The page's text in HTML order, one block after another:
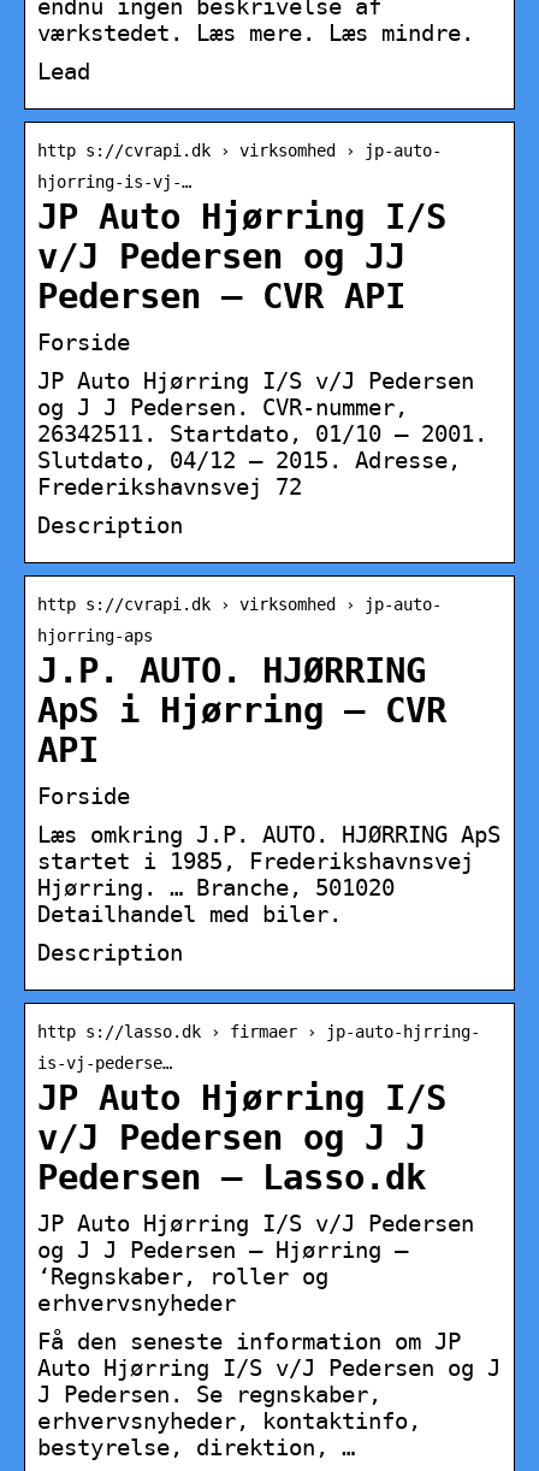
endnu ingen beskrivelse af
værkstedet. Læs mere. Læs mindre.
Lead
http s://cvrapi.dk › virksomhed › jp-auto-
hjorring-is-vj-…
JP Auto Hjørring I/S
v/J Pedersen og JJ
Pedersen – CVR API
Forside
JP Auto Hjørring I/S v/J Pedersen
og J J Pedersen. CVR-nummer,
26342511. Startdato, 01/10 – 2001.
Slutdato, 04/12 – 2015. Adresse,
Frederikshavnsvej 72
Description
http s://cvrapi.dk › virksomhed › jp-auto-
hjorring-aps
J.P. AUTO. HJØRRING
ApS i Hjørring – CVR
API
Forside
Læs omkring J.P. AUTO. HJØRRING ApS
startet i 1985, Frederikshavnsvej
Hjørring. … Branche, 501020
Detailhandel med biler.
Description
http s://lasso.dk › firmaer › jp-auto-hjrring-
is-vj-pederse…
JP Auto Hjørring I/S
v/J Pedersen og J J
Pedersen – Lasso.dk
JP Auto Hjørring I/S v/J Pedersen
og J J Pedersen – Hjørring –
‘Regnskaber, roller og
erhvervsnyheder
Få den seneste information om JP
Auto Hjørring I/S v/J Pedersen og J
J Pedersen. Se regnskaber,
erhvervsnyheder, kontaktinfo,
bestyrelse, direktion, …